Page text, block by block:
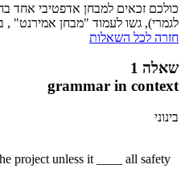
כולכם זכאים למבחן אדפטיבי אחד
לגמרי), גשו לעמוד "מבחן אמירנט" ,
חזרה לכל השאלות
שאלה 1
grammar in context
בינוני
project unless it ____ all safety